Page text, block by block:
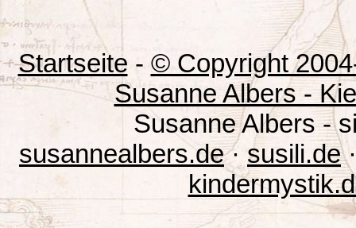
Startseite - © Copyright
Susanne Albers -
Susanne Albers -
susannealbers.de· susili.de